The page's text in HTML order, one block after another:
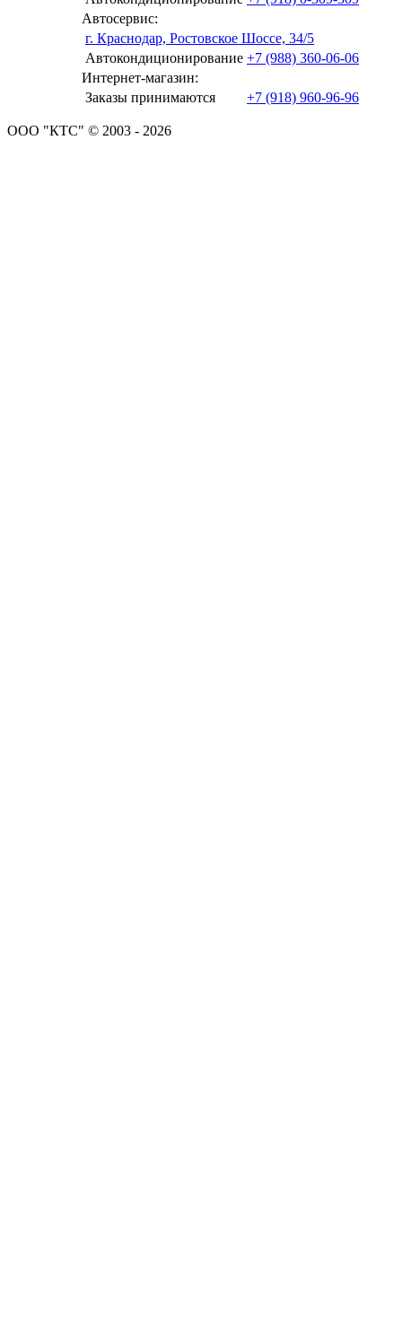
Автосервис:
г. Краснодар, Ростовское Шоссе, 34/5
Автокондиционирование +7 (988) 360-06-06
Интернет-магазин:
Заказы принимаются
+7 (918) 960-96-96
ООО "КТС" © 2003 - 2026